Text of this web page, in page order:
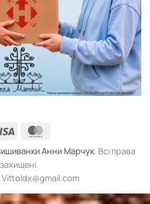
Visa
Анни Марчук. Всі права
захищені.